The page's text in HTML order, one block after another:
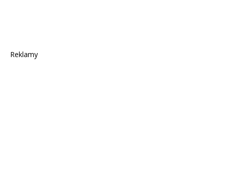
Reklamy